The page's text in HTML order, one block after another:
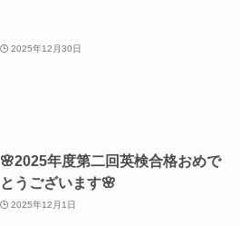
2025年12月30日
🌸2025年度第二回英検合格おめで
とうございます🌸
2025年12月1日